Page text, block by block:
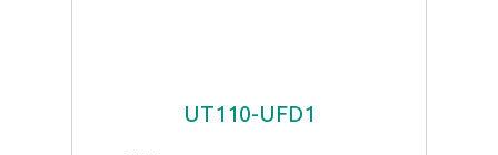
UT110-UFD1